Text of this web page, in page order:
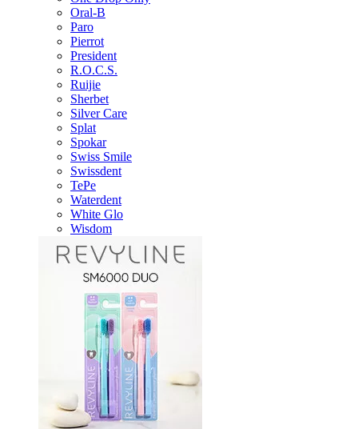
Oral-B
Paro
Pierrot
President
R.O.C.S.
Ruijie
Sherbet
Silver Care
Splat
Spokar
Swiss Smile
Swissdent
TePe
Waterdent
White Glo
Wisdom